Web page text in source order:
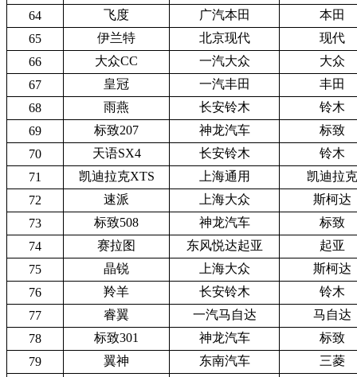
64
飞度 广汽本田
本田
65
伊兰特 北京现代
现代
66
大众CC 一汽大众
大众
67
皇冠 一汽丰田
丰田
68
雨燕 长安铃木
铃木
69
标致207 神龙汽车
标致
70
天语SX4 长安铃木
铃木
71
凯迪拉克XTS 上海通用
凯迪拉克
72
速派 上海大众
斯柯达
73
标致508 神龙汽车
标致
74
赛拉图 东风悦达起亚
起亚
75
晶锐 上海大众
斯柯达
76
羚羊 长安铃木
铃木
77
睿翼 一汽马自达
马自达
78
标致301 神龙汽车
标致
79
翼神 东南汽车
三菱